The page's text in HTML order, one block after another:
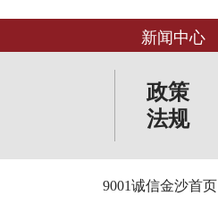
新闻中心
政策
法规
9001诚信金沙首页